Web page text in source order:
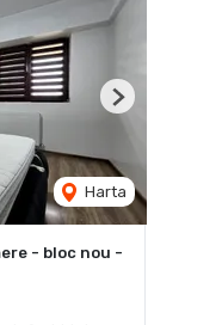
Harta
Next
- bloc nou -